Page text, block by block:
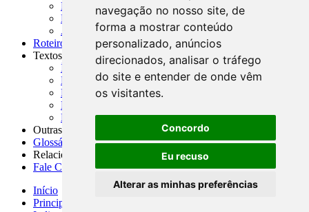
navegação no nosso site, de
forma a mostrar conteúdo
personalizado, anúncios
direcionados, analisar o tráfego
do site e entender de onde vêm
os visitantes.
Concordo
Eu recuso
Alterar as minhas preferências
Links Úteis
Presidência da República
Agências Nacionais Reguladoras
Roteiros para Estudos
Textos
Índice de Textos
Editorial
Monografias
Na Imprensa
Fórum de Discussão
Outras ferramentas
Glossário
Relacionamento
Fale Conosco
Início
Principais notícias